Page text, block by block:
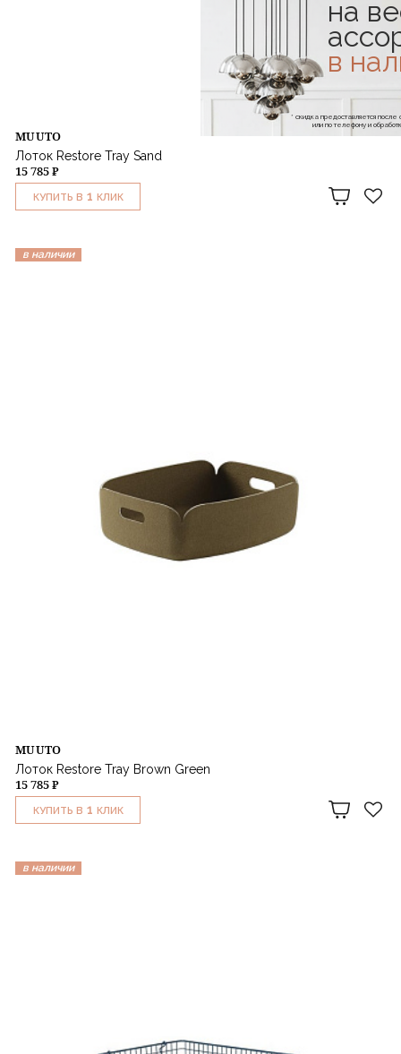
MUUTO
Лоток Restore Tray Sand
15 785 ₽
КУПИТЬ В 1 КЛИК
в наличии
MUUTO
Лоток Restore Tray Brown Green
15 785 ₽
КУПИТЬ В 1 КЛИК
в наличии
на
в
* скидка предоставляется
или по телефону и